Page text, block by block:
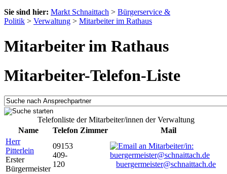
Sie sind hier: Markt Schnaittach > Bürgerservice &
Politik > Verwaltung > Mitarbeiter im Rathaus
Mitarbeiter im Rathaus
Mitarbeiter-Telefon-Liste
Telefonliste der Mitarbeiter/innen der Verwaltung
Name
Telefon Zimmer
Mail
Herr
Pitterlein
Erster
Bürgermeister
09153
409-
120
buergermeister@schnaittach.de